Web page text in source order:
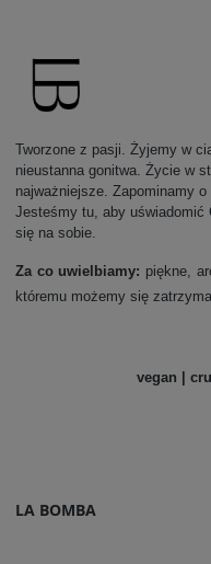
Tworzone z pasji. Żyjemy w
nieustanna gonitwa. Życie w
najważniejsze. Zapominamy
Jesteśmy tu, aby uświadomić
się na sobie.
Za co uwielbiamy: piękne,
któremu możemy się
vegan |
LA BOMBA